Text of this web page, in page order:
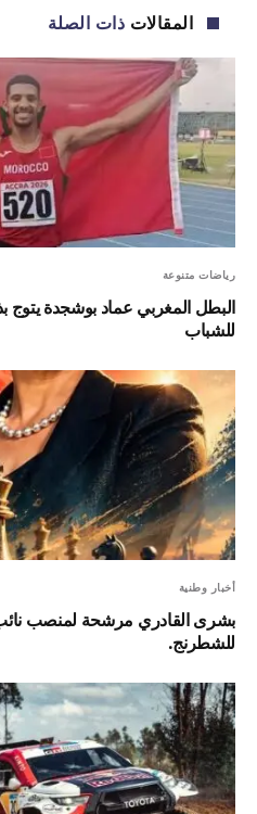
المقالات ذات الصلة
رياضات متنوعة
للشباب
أخبار وطنية
بشرى القادري مرشحة لمنصب نائب
للشطرنج.